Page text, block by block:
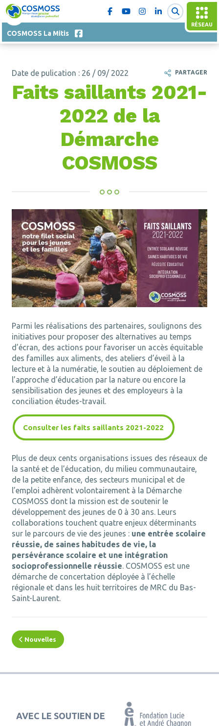
RÉSEAU
COSMOSS La Mitis
Date de pulication : 26 / 09/ 2022
Faits saillants 2021-
2022 de la
Démarche
COSMOSS
Parmi les réalisations des partenaires, soulignons des
initiatives pour proposer des alternatives au temps
d’écran, des actions pour favoriser un accès équitable
des familles aux aliments, des ateliers d’éveil à la
lecture et à la numératie, le soutien au déploiement de
l’approche d’éducation par la nature ou encore la
sensibilisation des jeunes et des employeurs à la
conciliation études-travail.
Consulter les faits saillants 2021-2022
Plus de deux cents organisations issues des réseaux de
la santé et de l’éducation, du milieu communautaire,
de la petite enfance, des secteurs municipal et de
l’emploi adhèrent volontairement à la Démarche
COSMOSS dont la mission est de soutenir le
développement des jeunes de 0 à 30 ans. Leurs
collaborations touchent quatre enjeux déterminants
sur le parcours de vie des jeunes : une entrée scolaire
réussie, de saines habitudes de vie, la
persévérance scolaire et une intégration
socioprofessionnelle réussie. COSMOSS est une
démarche de concertation déployée à l’échelle
régionale et dans les huit territoires de MRC du Bas-
Saint-Laurent.
Nouvelles
PARTAGER
AVEC LE SOUTIEN DE